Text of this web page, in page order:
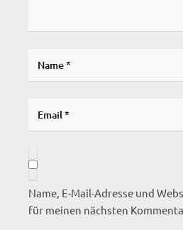
Name, E-Mail-Adresse und
für meinen nächsten